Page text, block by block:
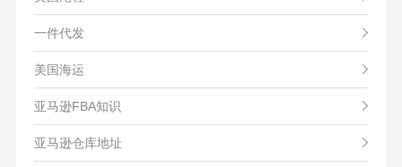
一件代发
美国海运
亚马逊FBA知识
亚马逊仓库地址